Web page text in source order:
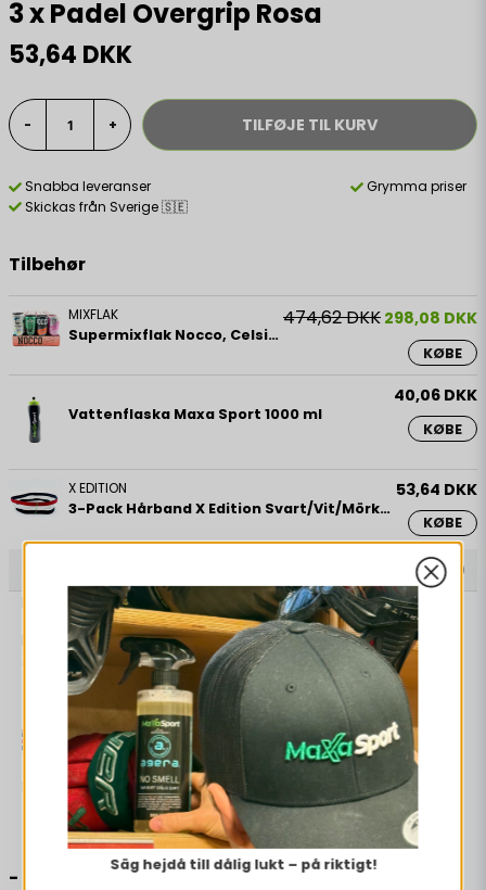
3 x Padel Overgrip Rosa
53,64 DKK
- + TILFØJE TIL KURV
Snabba leveranser
Grymma priser
Skickas från Sverige 🇸🇪
Tilbehør
MIXFLAK
Supermixflak Nocco, Celsius, Red Bull & Latitude 65
474,62 DKK 298,08 DKK
KØBE
Vattenflaska Maxa Sport 1000 ml
40,06 DKK
KØBE
X EDITION
3-Pack Hårband X Edition Svart/Vit/Mörkröd
53,64 DKK
KØBE
Padel Overgrip Rosa 3 PACK
En tunn overgrip för optimal känsla. Slitstark och bra
greppförmåga. Säljs i 3 PACK.
Padel Overgrip Pink 3 PACK
A thin overgrip for optimal feel. Durable and good grip.
Read more
-
Säg hejdå till dålig lukt – på riktigt!